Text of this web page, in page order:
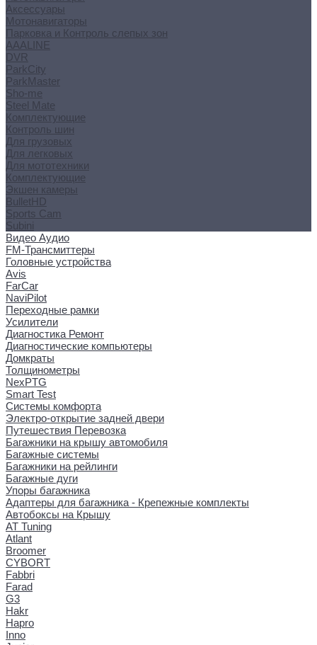
Аксессуары
Мотонавигаторы
Парковка и Контроль слепых зон
AAALINE
DVR
ParkCity
ParkMaster
Sho-me
Steel Mate
Комплектующие
Контроль шин
Для грузовых
Для легковых
Для мототехники
Комплектующие
Экшен камеры
BulletHD
Sports Cam
Subini
Видео Аудио
FM-Трансмиттеры
Головные устройства
Avis
FarCar
NaviPilot
Переходные рамки
Усилители
Диагностика Ремонт
Диагностические компьютеры
Домкраты
Толщинометры
NexPTG
Smart Test
Системы комфорта
Электро-открытие задней двери
Путешествия Перевозка
Багажники на крышу автомобиля
Багажные системы
Багажники на рейлинги
Багажные дуги
Упоры багажника
Адаптеры для багажника - Крепежные комплекты
Автобоксы на Крышу
AT Tuning
Atlant
Broomer
CYBORT
Fabbri
Farad
G3
Hakr
Hapro
Inno